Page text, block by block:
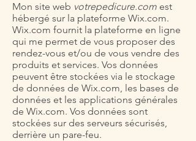
Mon site web votrepedicure.com est
hébergé sur la plateforme Wix.com.
Wix.com fournit la plateforme en ligne
qui me permet de vous proposer des
rendez-vous et/ou de vous vendre des
produits et services. Vos données
peuvent être stockées via le stockage
de données de Wix.com, les bases de
données et les applications générales
de Wix.com. Vos données sont
stockées sur des serveurs sécurisés,
derrière un pare-feu.